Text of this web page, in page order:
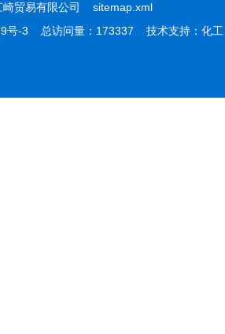
崎贸易有限公司 sitemap.xml
号-3 总访问量：173337 技术支持： 化工